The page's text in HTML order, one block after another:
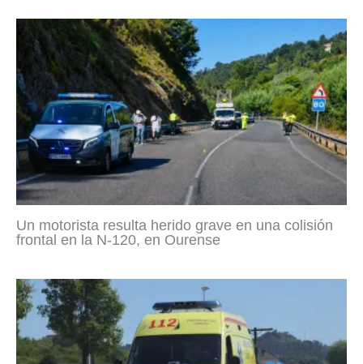
Un motorista resulta herido grave en una colisión
frontal en la N-120, en Ourense